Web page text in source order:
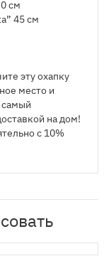
см
45 см
эту охапку
место и
самый
на дом!
с 10%